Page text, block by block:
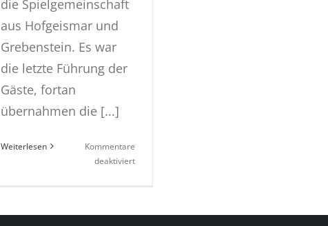
die Spielgemeinschaft
aus Hofgeismar und
Grebenstein. Es war
die letzte Führung der
Gäste, fortan
übernahmen die [...]
Weiterlesen
Kommentare
deaktiviertfür
HSG